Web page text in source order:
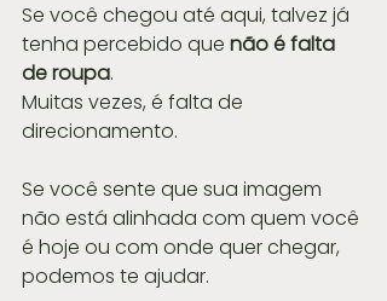
Se você chegou até aqui, talvez já
tenha percebido que não é falta
de roupa.
Muitas vezes, é falta de
direcionamento.
Se você sente que sua imagem
não está alinhada com quem você
é hoje ou com onde quer chegar,
podemos te ajudar.